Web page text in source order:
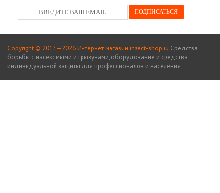
Copyright © 2013—2026 Интернет магазин insect-shop.ru Средства
борьбы с насекомыми и грызунами, оборудование и средства
индивидуальной защиты для профессионалов и населения